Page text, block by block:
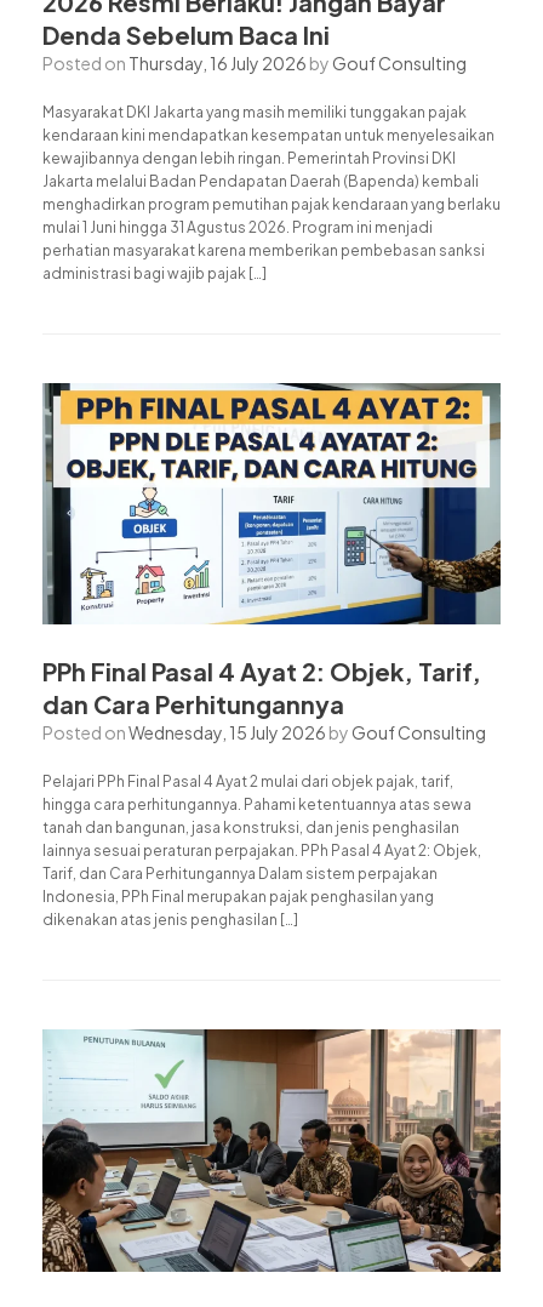
Denda Sebelum Baca Ini
Posted on Thursday, 16 July 2026 by Gouf Consulting
Masyarakat DKI Jakarta yang masih memiliki tunggakan pajak
kendaraan kini mendapatkan kesempatan untuk menyelesaikan
kewajibannya dengan lebih ringan. Pemerintah Provinsi DKI
Jakarta melalui Badan Pendapatan Daerah (Bapenda) kembali
menghadirkan program pemutihan pajak kendaraan yang berlaku
mulai 1 Juni hingga 31 Agustus 2026. Program ini menjadi
perhatian masyarakat karena memberikan pembebasan sanksi
administrasi bagi wajib pajak […]
PPh Final Pasal 4 Ayat 2: Objek, Tarif,
dan Cara Perhitungannya
Posted onWednesday, 15 July 2026 by Gouf Consulting
Pelajari PPh Final Pasal 4 Ayat 2 mulai dari objek pajak, tarif,
hingga cara perhitungannya. Pahami ketentuannya atas sewa
tanah dan bangunan, jasa konstruksi, dan jenis penghasilan
lainnya sesuai peraturan perpajakan. PPh Pasal 4 Ayat 2: Objek,
Tarif, dan Cara Perhitungannya Dalam sistem perpajakan
Indonesia, PPh Final merupakan pajak penghasilan yang
dikenakan atas jenis penghasilan […]